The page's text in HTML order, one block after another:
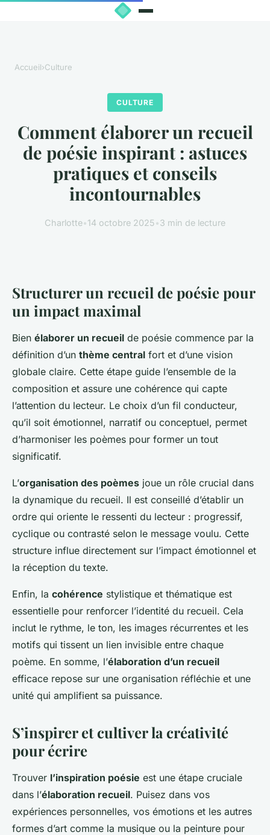
Accueil›Culture
CULTURE
Comment élaborer un recueil
de poésie inspirant : astuces
pratiques et conseils
incontournables
Charlotte•14 octobre 2025•3 min de lecture
Structurer un recueil de poésie pour
un impact maximal
Bien élaborer un recueil de poésie commence par la
définition d’un thème central fort et d’une vision
globale claire. Cette étape guide l’ensemble de la
composition et assure une cohérence qui capte
l’attention du lecteur. Le choix d’un fil conducteur,
qu’il soit émotionnel, narratif ou conceptuel, permet
d’harmoniser les poèmes pour former un tout
significatif.
L’organisation des poèmes joue un rôle crucial dans
la dynamique du recueil. Il est conseillé d’établir un
ordre qui oriente le ressenti du lecteur : progressif,
cyclique ou contrasté selon le message voulu. Cette
structure influe directement sur l’impact émotionnel et
la réception du texte.
Enfin, la cohérence stylistique et thématique est
essentielle pour renforcer l’identité du recueil. Cela
inclut le rythme, le ton, les images récurrentes et les
motifs qui tissent un lien invisible entre chaque
poème. En somme, l’élaboration d’un recueil
efficace repose sur une organisation réfléchie et une
unité qui amplifient sa puissance.
S’inspirer et cultiver la créativité
pour écrire
Trouver l’inspiration poésie est une étape cruciale
dans l’élaboration recueil. Puisez dans vos
expériences personnelles, vos émotions et les autres
formes d’art comme la musique ou la peinture pour